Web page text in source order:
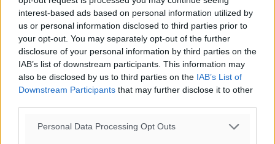
interest-based ads based on personal information utilized by
us or personal information disclosed to third parties prior to
your opt-out. You may separately opt-out of the further
disclosure of your personal information by third parties on the
IAB’s list of downstream participants. This information may
also be disclosed by us to third parties on the IAB’s List of
Downstream Participants that may further disclose it to other
Personal Data Processing Opt Outs
12.11.22, 12:30